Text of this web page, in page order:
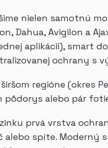
nielen samotnú
Dahua, Avigilon a
aplikácii), smart
ochrany s
regióne (okres
pôdorys alebo pár
prvá vrstva
spíte. Moderný